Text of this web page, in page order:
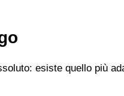
esiste quello più